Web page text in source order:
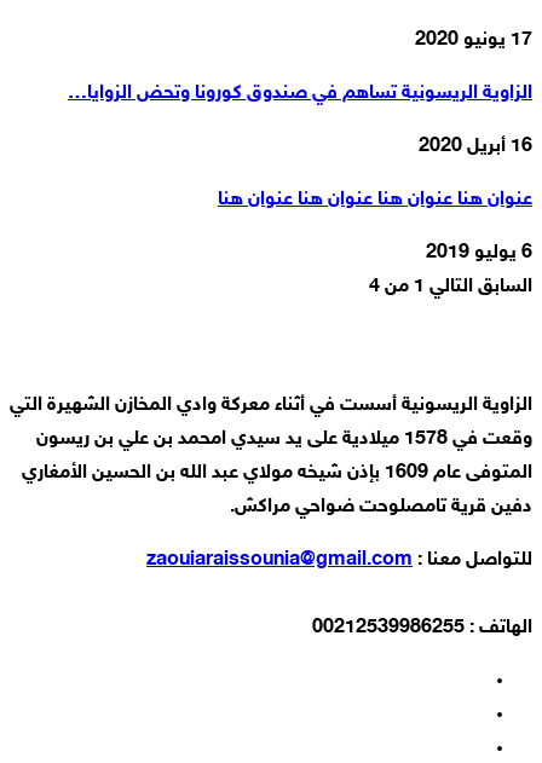
17 يونيو 2020
الزاوية الريسونية تساهم في صندوق كورونا وتحض الزوايا…
16 أبريل 2020
عنوان هنا عنوان هنا عنوان هنا عنوان هنا
6 يوليو 2019
السابق التالي 1 من 4
الزاوية الريسونية أسست في أثناء معركة وادي المخازن الشهيرة التي
وقعت في 1578 ميلادية على يد سيدي امحمد بن علي بن ريسون
المتوفى عام 1609 بإذن شيخه مولاي عبد الله بن الحسين الأمغاري
دفين قرية تامصلوحت ضواحي مراكش.
للتواصل معنا : zaouiaraissounia@gmail.com
الهاتف : 00212539986255